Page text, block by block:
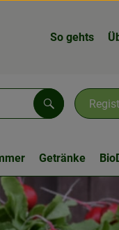
So gehts
Suchen
Getränke